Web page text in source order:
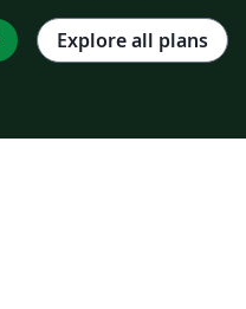
Explore all plans